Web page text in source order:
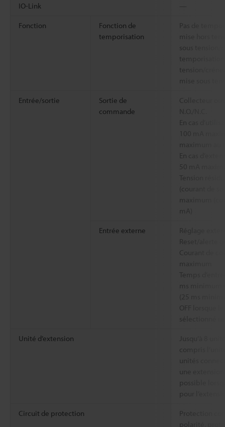
IO-Link —
Fonction
Fonction de
temporisation
Pas de
mise hors
sous tension/
tension/
mise sous
Entrée/sortie
Sortie de
commande
Collecteur
En cas
maximum au
En cas
50 mA
Tension
(courant de
maximum
mA)
Entrée externe
Réglage
Reset/alerte
Courant de
maximum
Temps
ms minimum
(25 ms
OFF lorsque
sélectionné
Unité d’extension
Jusqu’à 8
compris
unités
une
possible
pour
Circuit de protection
Protection
polarité,